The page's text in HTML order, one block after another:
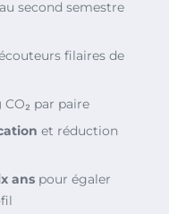
au second semestre
filaires de
CO₂ par paire
et réduction
ans pour égaler